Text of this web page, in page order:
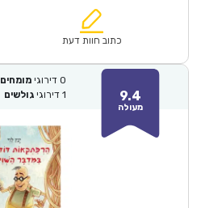
₪67.00.
הוא:
כתוב חוות דעת
9.4
מעולה
0 דירוגי מומחים
1 דירוגי גולשים